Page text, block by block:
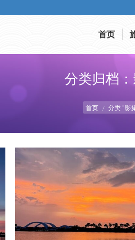
首页
分类归档：
首页 分类 "影
首页